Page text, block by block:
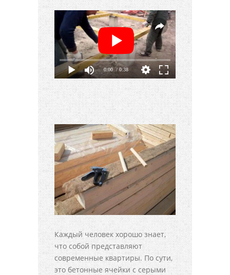
0:00 / 0:38
Каждый человек хорошо знает,
что собой представляют
современные квартиры. По сути,
это бетонные ячейки с серыми